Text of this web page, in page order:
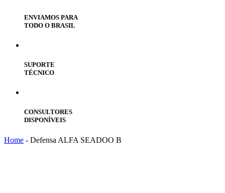
ENVIAMOS PARA
TODO O BRASIL
SUPORTE
TÉCNICO
CONSULTORES
DISPONÍVEIS
Home - Defensa ALFA SEADOO B